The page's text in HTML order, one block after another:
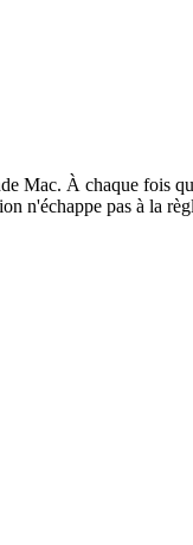
Mac. À chaque fois
n'échappe pas à la